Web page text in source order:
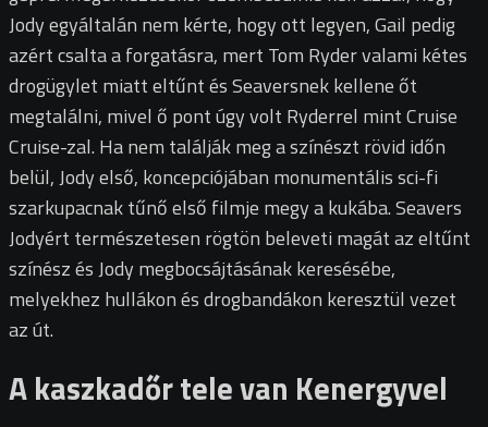
Jody egyáltalán nem kérte, hogy ott legyen, Gail pedig
azért csalta a forgatásra, mert Tom Ryder valami kétes
drogügylet miatt eltűnt és Seaversnek kellene őt
megtalálni, mivel ő pont úgy volt Ryderrel mint Cruise
Cruise-zal. Ha nem találják meg a színészt rövid időn
belül, Jody első, koncepciójában monumentális sci-fi
szarkupacnak tűnő első filmje megy a kukába. Seavers
Jodyért természetesen rögtön beleveti magát az eltűnt
színész és Jody megbocsájtásának keresésébe,
melyekhez hullákon és drogbandákon keresztül vezet
az út.
A kaszkadőr tele van Kenergyvel